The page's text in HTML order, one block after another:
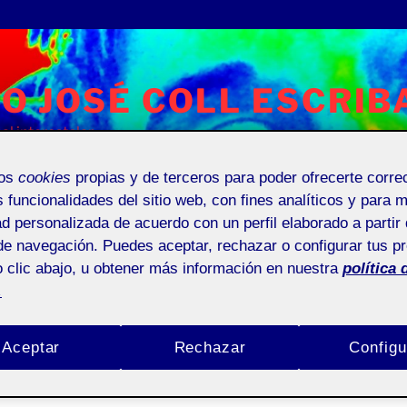
JOSÉ COLL
interestelar
Universitat Oberta de Catalunya Entrada de incidencias o
I 191_20_314
cookies propias y de terceros para poder ofrecerte
funcionalidades del sitio web, con fines analíticos y para
personalizada de acuerdo con un perfil elaborado a partir
navegación. Puedes aceptar, rechazar o configurar tus
clic abajo, u obtener más información en nuestra política
Rechazar
Aceptar